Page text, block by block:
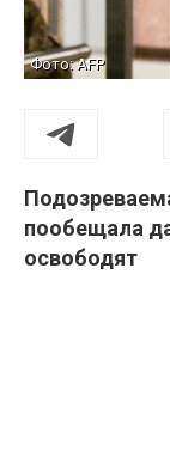
Фото: AFP
пообещала
освободят